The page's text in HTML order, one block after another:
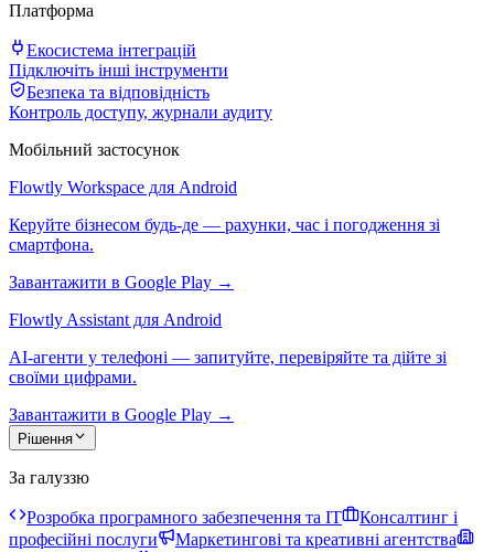
Платформа
Екосистема інтеграцій
Підключіть інші інструменти
Безпека та відповідність
Контроль доступу, журнали аудиту
Мобільний застосунок
Flowtly Workspace для Android
Керуйте бізнесом будь-де — рахунки, час і погодження зі
смартфона.
Завантажити в Google Play →
Flowtly Assistant для Android
AI-агенти у телефоні — запитуйте, перевіряйте та дійте зі
своїми цифрами.
Завантажити в Google Play →
Рішення
За галуззю
Розробка програмного забезпечення та IT
Консалтинг і
професійні послуги
Маркетингові та креативні агентства